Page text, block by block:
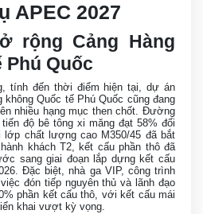
APEC 2027
rộng Cảng Hàng
Phú Quốc
tính đến thời điểm hiện tại, dự án
Quốc tế Phú Quốc cũng đang
nhiều hạng mục then chốt. Đường
độ bê tông xi măng đạt 58% đối
chất lượng cao M350/45 đã bắt
khách T2, kết cấu phần thô đã
sang giai đoạn lắp dựng kết cấu
Đặc biệt, nhà ga VIP, công trình
đón tiếp nguyên thủ và lãnh đạo
phần kết cấu thô, với kết cấu mái
khai vượt kỳ vọng.